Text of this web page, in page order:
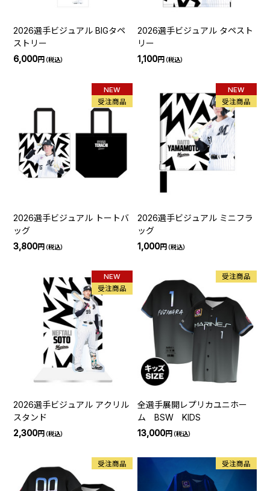
2026選手ビジュアル BIGタペ
ストリー
6,000円（税込）
2026選手ビジュアル タペスト
リー
1,100円（税込）
NEW
受注商品
2026選手ビジュアル トートバ
ッグ
3,800円（税込）
NEW
受注商品
2026選手ビジュアル ミニフラ
ッグ
1,000円（税込）
NEW
受注商品
2026選手ビジュアル アクリル
スタンド
2,300円（税込）
受注商品
全選手展開レプリカユニホー
ム BSW KIDS
13,000円（税込）
受注商品 受注商品